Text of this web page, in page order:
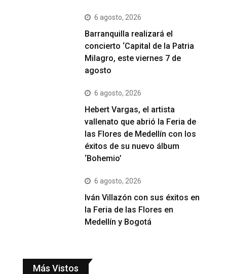
6 agosto, 2026
Barranquilla realizará el
concierto ‘Capital de la Patria
Milagro, este viernes 7 de
agosto
6 agosto, 2026
Hebert Vargas, el artista
vallenato que abrió la Feria de
las Flores de Medellín con los
éxitos de su nuevo álbum
‘Bohemio’
6 agosto, 2026
Iván Villazón con sus éxitos en
la Feria de las Flores en
Medellín y Bogotá
Más Vistos